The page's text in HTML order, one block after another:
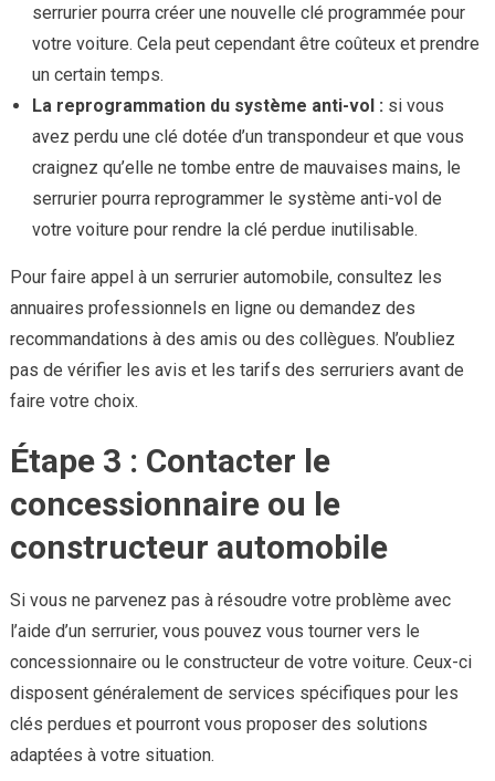
serrurier pourra créer une nouvelle clé programmée pour
votre voiture. Cela peut cependant être coûteux et prendre
un certain temps.
La reprogrammation du système anti-vol : si vous
avez perdu une clé dotée d’un transpondeur et que vous
craignez qu’elle ne tombe entre de mauvaises mains, le
serrurier pourra reprogrammer le système anti-vol de
votre voiture pour rendre la clé perdue inutilisable.
Pour faire appel à un serrurier automobile, consultez les
annuaires professionnels en ligne ou demandez des
recommandations à des amis ou des collègues. N’oubliez
pas de vérifier les avis et les tarifs des serruriers avant de
faire votre choix.
Étape 3 : Contacter le
concessionnaire ou le
constructeur automobile
Si vous ne parvenez pas à résoudre votre problème avec
l’aide d’un serrurier, vous pouvez vous tourner vers le
concessionnaire ou le constructeur de votre voiture. Ceux-ci
disposent généralement de services spécifiques pour les
clés perdues et pourront vous proposer des solutions
adaptées à votre situation.